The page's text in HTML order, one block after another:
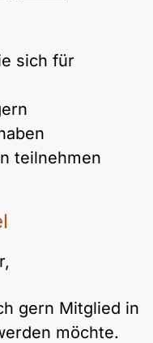
sich für
teilnehmen
gern Mitglied in
möchte.